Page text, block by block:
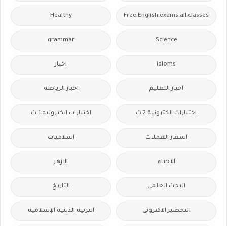
Free.English.exams.all.classes
Healthy
Science
grammar
idioms اخبار
اخبار التعليم اخبار الرياضة
اختبارات الكترونية 2 ث اختبارات الكترونيه 1 ث
اسعار العملات اسلاميات
الاحياء الازهر
البحث العلمى التاريخ
التحضير الاكترونى التربية الدينية الإسلامية